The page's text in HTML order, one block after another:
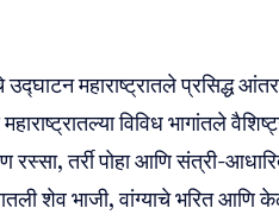
उद्घाटन महाराष्ट्रातले प्रसिद्ध
महाराष्ट्रातल्या विविध भागांतले
तर्री पोहा आणि संत्री-
शेव भाजी, वांग्याचे भरित आणि